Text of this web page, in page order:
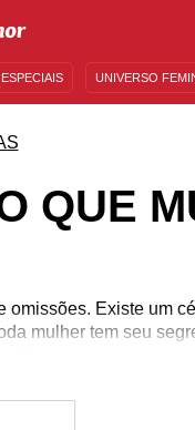
ESPECIAIS UNIVERSO
QUE
omissões. Existe um
mulher tem seu